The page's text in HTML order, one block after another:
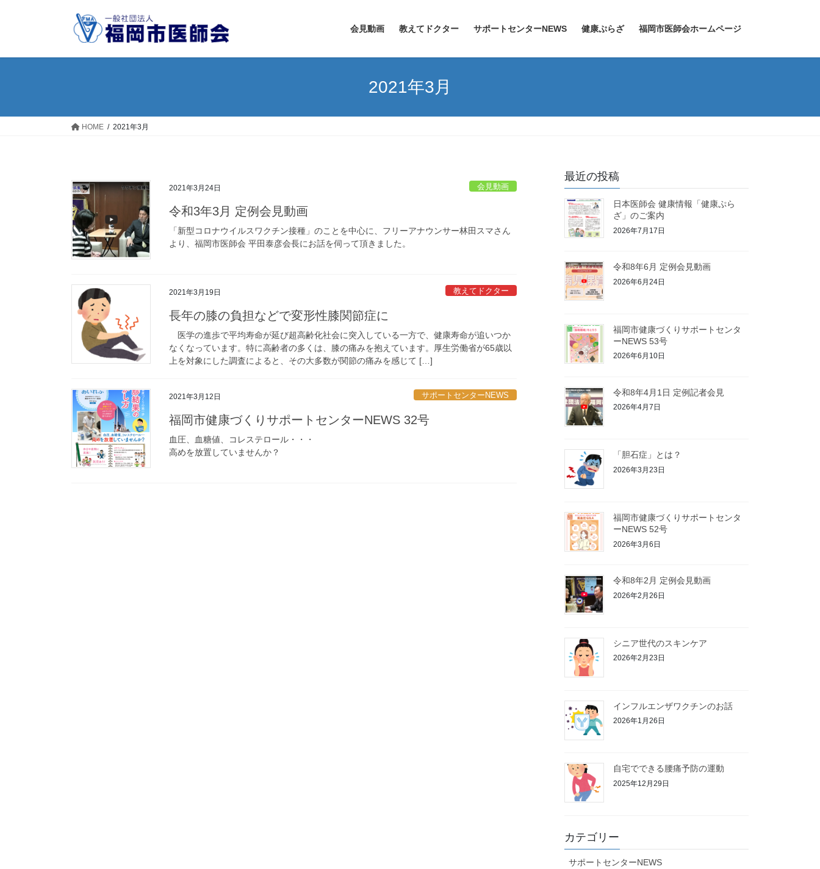
会見動画 教えてドクター サポートセンターNEWS 健康ぷらざ 福岡市医師会ホームページ
2021年3月
HOME 2021年3月
2021年3月24日 会見動画
令和3年3月 定例会見動画
「新型コロナウイルスワクチン接種」のことを中心に、フリーアナウンサー林田スマさん
より、福岡市医師会 平田泰彦会長にお話を伺って頂きました。
2021年3月19日 教えてドクター
長年の膝の負担などで変形性膝関節症に
医学の進歩で平均寿命が延び超高齢化社会に突入している一方で、健康寿命が追いつか
なくなっています。特に高齢者の多くは、膝の痛みを抱えています。厚生労働省が65歳以
上を対象にした調査によると、その大多数が関節の痛みを感じて […]
2021年3月12日 サポートセンターNEWS
福岡市健康づくりサポートセンターNEWS 32号
血圧、血糖値、コレステロール・・・
高めを放置していませんか？
最近の投稿
日本医師会 健康情報「健康ぷら
ざ」のご案内
2026年7月17日
令和8年6月 定例会見動画
2026年6月24日
福岡市健康づくりサポートセンタ
ーNEWS 53号
2026年6月10日
令和8年4月1日 定例記者会見
2026年4月7日
「胆石症」とは？
2026年3月23日
福岡市健康づくりサポートセンタ
ーNEWS 52号
2026年3月6日
令和8年2月 定例会見動画
2026年2月26日
シニア世代のスキンケア
2026年2月23日
インフルエンザワクチンのお話
2026年1月26日
自宅でできる腰痛予防の運動
2025年12月29日
カテゴリー
サポートセンターNEWS